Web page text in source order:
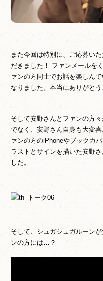
また今回は特別に、ご応募い
だきました！ ファンメールを
ァンの方同士でお話を楽しん
なりました。本当にありがとう
そして安野さんとファンの方
でなく、安野さん自身も大変
ァンの方のiPhoneやブックカ
ラストとサインを描いた安野
した。
そして、シュガシュガルーン
ンの方には…？